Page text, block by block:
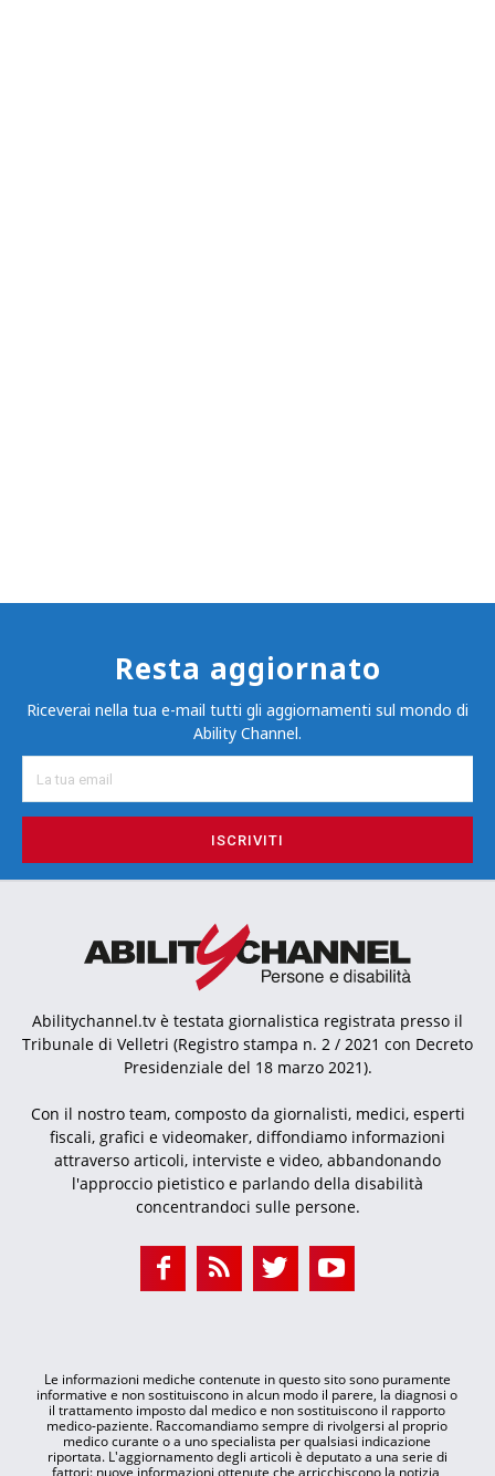
Resta aggiornato
Riceverai nella tua e-mail tutti gli aggiornamenti sul mondo di
Ability Channel.
ISCRIVITI
Abilitychannel.tv è testata giornalistica registrata presso il
Tribunale di Velletri (Registro stampa n. 2 / 2021 con Decreto
Presidenziale del 18 marzo 2021).
Con il nostro team, composto da giornalisti, medici, esperti
fiscali, grafici e videomaker, diffondiamo informazioni
attraverso articoli, interviste e video, abbandonando
l'approccio pietistico e parlando della disabilità
concentrandoci sulle persone.
Le informazioni mediche contenute in questo sito sono puramente
informative e non sostituiscono in alcun modo il parere, la diagnosi o
il trattamento imposto dal medico e non sostituiscono il rapporto
medico-paziente. Raccomandiamo sempre di rivolgersi al proprio
medico curante o a uno specialista per qualsiasi indicazione
riportata. L'aggiornamento degli articoli è deputato a una serie di